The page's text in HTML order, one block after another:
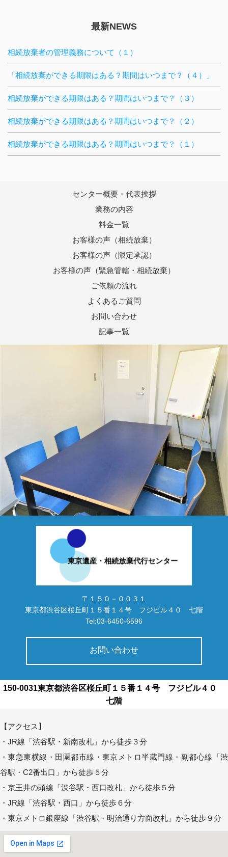
最新NEWS
相続放棄者の管理義務について（１）
「相続放棄ができる期限はある？期間はいつまで？（４）」
相続放棄ができる期限はある？期間はいつまで？（３）
相続放棄ができる期限はある？期間はいつまで？（２）
相続放棄ができる期限はある？期間はいつまで？（１）
センター概要・代表挨拶
業務の内容
料金一覧
お客様の声（相続放棄）
お客様の声（限定承認）
お客様の声（緊急管轄・相続放棄）
ご依頼の流れ
よくあるご質問
お問い合わせ
記事一覧
〒１５０－００３１
東京都渋谷区桜丘町１５番１４号 フジビル４０ 七階
Tel:03-6450-6596
お問い合わせ
150-0031東京都渋谷区桜丘町１５番１４号 フジビル４０
七階
【アクセス】
・JR線「渋谷駅・新南改札」から徒歩３分
・東急東横線・田園都市線・東京メトロ半蔵門線・副都心線「渋
谷駅・C2番出口」から徒歩５分
・京王井の頭線「渋谷駅・西口改札」から徒歩５分
・JR線「渋谷駅・西口」から徒歩６分
・東京メトロ銀座線「渋谷駅・明治通り方面改札」から徒歩９分